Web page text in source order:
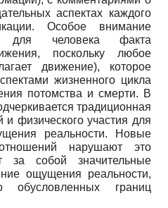
аспектах каждого
Особое внимание
для человека факта
поскольку любое
движение), которое
жизненного цикла
потомства и смерти. В
традиционная
и физического участия для
реальности. Новые
нарушают это
за собой значительные
ощущения реальности,
обусловленных границ